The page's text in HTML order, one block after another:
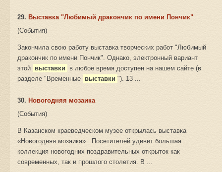
29. Выставка "Любимый дракончик по имени Пончик"
(События)
Закончила свою работу выставка творческих работ "Любимый
дракончик по имени Пончик". Однако, электронный вариант
этой выставки в любое время доступен на нашем сайте (в
разделе "Временные выставки "). 13 ...
30. Новогодняя мозаика
(События)
В Казанском краеведческом музее открылась выставка
«Новогодняя мозаика» Посетителей удивит большая
коллекция новогодних поздравительных открыток как
современных, так и прошлого столетия. В ...